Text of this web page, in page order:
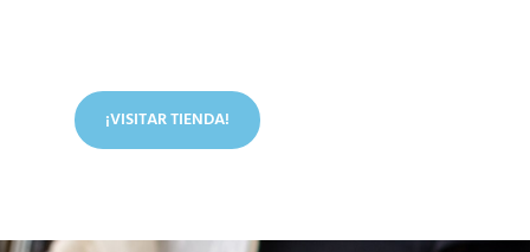
¡VISITAR TIENDA!